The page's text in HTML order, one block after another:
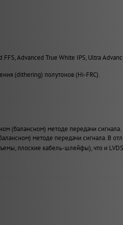
FFS, Advanced True White IPS, Ultra
(dithering) полутонов (Hi-FRC).
(балансном) методе передачи сигнала.
методе передачи сигнала. В
плоские кабель-шлейфы), что и